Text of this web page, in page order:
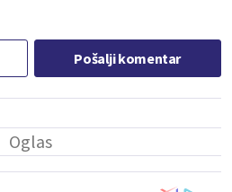
Pošalji komentar